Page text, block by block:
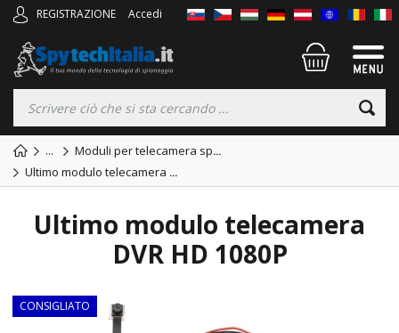
REGISTRAZIONE Accedi
... Moduli per telecamera sp...
Ultimo modulo telecamera ...
Ultimo modulo telecamera
DVR HD 1080P
CONSIGLIATO